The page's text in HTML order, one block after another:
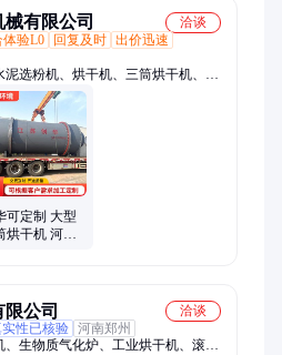
有限公司
洽谈
体验L0 回复及时 出价迅速
泥选粉机、烘干机、三筒烘干机、烘
单筒烘干机、大型泥煤烘干机、氢氧
矿渣选粉机、砂石选粉机、无动力选
砂选粉机、石英砂选粉机、人工砂脱
选粉机、铝灰选粉机、工业除尘器、
可定制 大型
烘干机 河沙
公司
洽谈
性已核验 河南郑州
、生物质气化炉、工业烘干机、滚筒